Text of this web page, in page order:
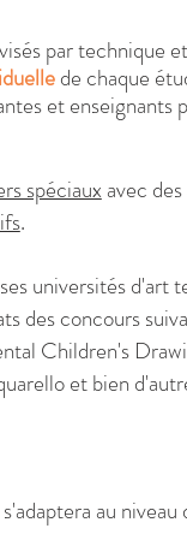
par technique
de chaque
et
spéciaux avec
.
universités
des concours
Children's
et bien
au